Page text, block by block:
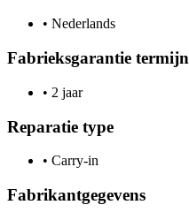
• Nederlands
Fabrieksgarantie termijn
• 2 jaar
Reparatie type
• Carry-in
Fabrikantgegevens